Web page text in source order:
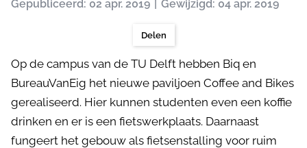
Gepubliceerd: 02 apr. 2019 Gewijzigd: 04 apr. 2019
Delen
Op de campus van de TU Delft hebben Biq en
BureauVanEig het nieuwe paviljoen Coffee and Bikes
gerealiseerd. Hier kunnen studenten even een koffie
drinken en er is een fietswerkplaats. Daarnaast
fungeert het gebouw als fietsenstalling voor ruim